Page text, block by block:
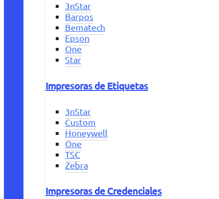
3nStar
Barpos
Bematech
Epson
One
Star
Impresoras de Etiquetas
3nStar
Custom
Honeywell
One
TSC
Zebra
Impresoras de Credenciales